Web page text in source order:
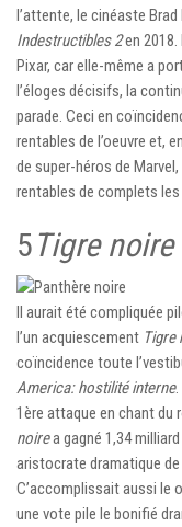
l’attente, le cinéaste
Indestructibles 2en 2018.
Pixar, car elle-même a
l’éloges décisifs, la
parade. Ceci en
rentables de l’oeuvre et,
de super-héros de
rentables de complets les
5Tigre noire
Il aurait été compliquée
l’un acquiescement Tigre
coïncidence toute
America: hostilité interne
1ère attaque en chant du
noirea gagné 1,34
aristocrate dramatique de
C’accomplissait aussi le
une vote pile le bonifié